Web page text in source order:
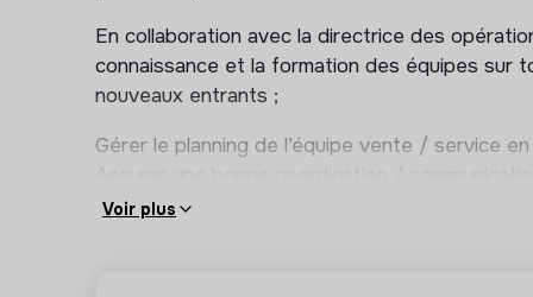
En collaboration avec la directrice des
connaissance et la formation des équipes
nouveaux entrants ;
Gérer le planning de l’équipe vente / service
Assurer une bonne coordination /
opérations
Voir plus